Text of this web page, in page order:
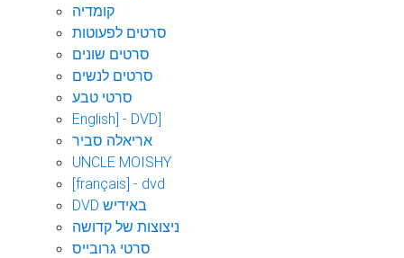
קומדיה
סרטים לפעוטות
סרטים שונים
סרטים לנשים
סרטי טבע
English] - DVD]
אריאלה סביר
UNCLE MOISHY
[français] - dvd
DVD באידיש
ניצוצות של קדושה
סרטי גרובייס